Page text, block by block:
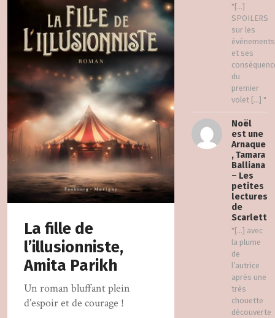
"[…]
SPOILERS
sur les
événements
et ses
du
premier
volet […] "
Noël
est une
Arnaque
, Tamara
Balliana
– Les
petites
lectures
de
Scarlett
"[…] avec
la plume
de
l’autrice
après une
très
chouette
découverte
La fille de
l’illusionniste,
Amita Parikh
Un roman bluffant plein
d’espoir et de courage !